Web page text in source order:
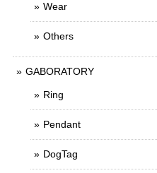
Wear
Others
GABORATORY
Ring
Pendant
DogTag